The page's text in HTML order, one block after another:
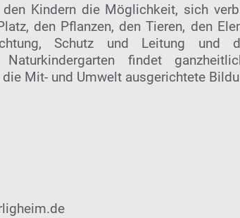
Kindern die Möglichkeit, sich
den Pflanzen, den Tieren, den
Schutz und Leitung und
Naturkindergarten findet
Mit- und Umwelt ausgerichtete